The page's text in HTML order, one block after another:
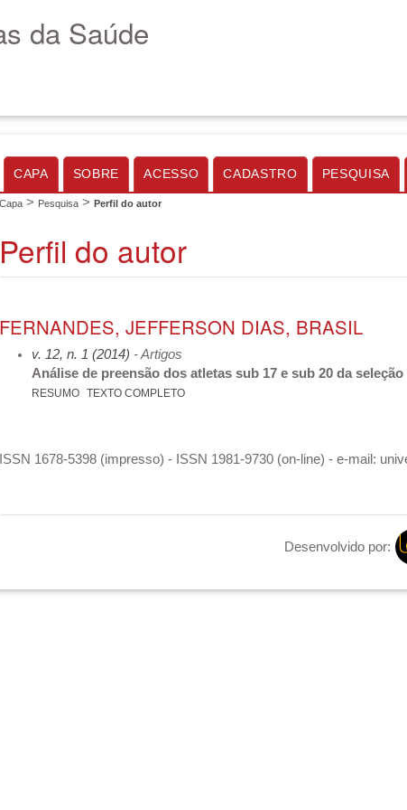
da Saúde
CAPA SOBRE ACESSO CADASTRO PESQUISA
Capa > Pesquisa > Perfil do autor
Perfil do autor
FERNANDES, JEFFERSON DIAS, BRASIL
v. 12, n. 1 (2014) - Artigos
Análise de preensão dos atletas sub 17 e sub 20 da
RESUMO TEXTO COMPLETO
ISSN 1678-5398 (impresso) - ISSN 1981-9730 (on-line) - e-mail:
Desenvolvido por: